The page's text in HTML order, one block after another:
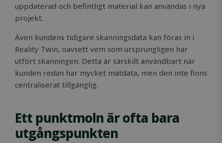
uppdaterad och befintligt material kan användas i nya
projekt.
Även kundens tidigare skanningsdata kan föras in i
Reality Twin, oavsett vem som ursprungligen har
utfört skanningen. Detta är särskilt användbart när
kunden redan har mycket mätdata, men den inte finns
centraliserat tillgänglig.
Ett punktmoln är ofta bara
utgångspunkten